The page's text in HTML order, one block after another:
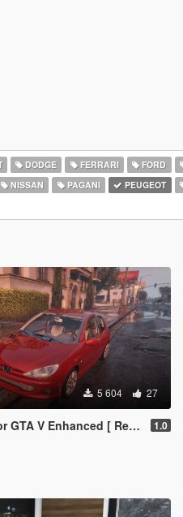
DODGE FERRARI FORD
NISSAN PAGANI PEUGEOT
5 604 27
V Enhanced [ Replace ] 1.0